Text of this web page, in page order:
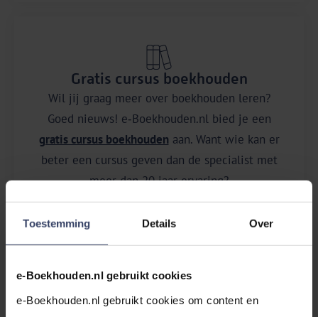
Toestemming Details Over
e-Boekhouden.nl gebruikt cookies
e-Boekhouden.nl gebruikt cookies om content en
Gratis cursus boekhouden
Wil jij graag meer over boekhouden leren?
Goed nieuws! e‑Boekhouden.nl bied je een
gratis cursus boekhouden aan. Want wie kan er
beter een cursus geven dan de specialist met
meer dan 20 jaar ervaring?
Altijd de beste support